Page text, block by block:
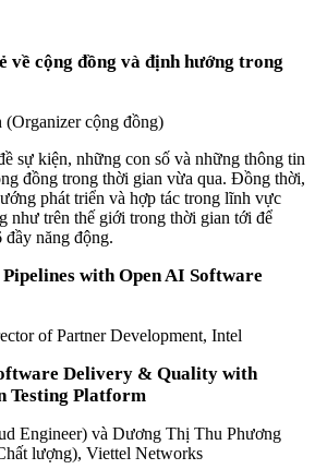
cộng đồng và định hướng trong
cộng đồng)
sự kiện, những con số và những thông tin
đồng trong thời gian vừa qua. Đồng thời,
phát triển và hợp tác trong lĩnh vực
như trên thế giới trong thời gian tới để
đầy năng động.
with Open AI Software
of Partner Development, Intel
Delivery & Quality with
Testing Platform
Engineer) và Dương Thị Thu Phương
lượng), Viettel Networks